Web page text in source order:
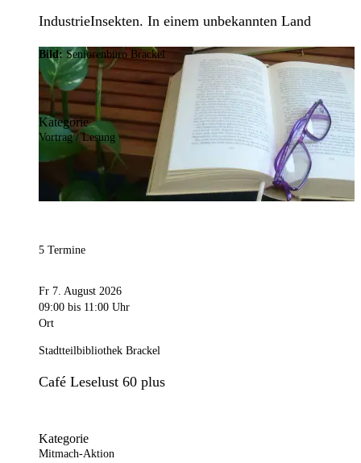
IndustrieInsekten. In einem unbekannten Land
Bild: Seniorenbüro Brackel
Kategorie
Vortrag / Lesung
5 Termine
Fr 7. August 2026
09:00 bis 11:00 Uhr
Ort
Stadtteilbibliothek Brackel
Café Leselust 60 plus
Kategorie
Mitmach-Aktion